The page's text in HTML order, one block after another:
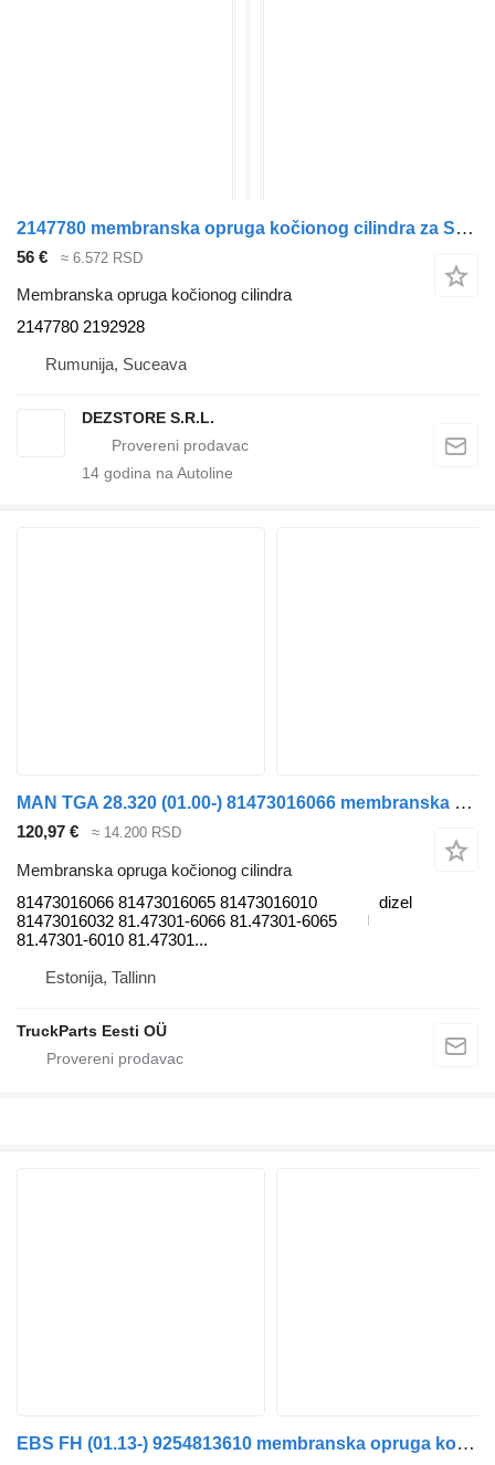
2147780 membranska opruga kočionog cilindra za Scania R tegljača
56 € ≈ 6.572 RSD
Membranska opruga kočionog cilindra
2147780 2192928
Rumunija, Suceava
DEZSTORE S.R.L.
14 godina na Autoline
MAN TGA 28.320 (01.00-) 81473016066 membranska opruga kočionog cilindra za MAN 4-series, TGA (1993-2009) tegljača
120,97 € ≈ 14.200 RSD
Membranska opruga kočionog cilindra
81473016066 81473016065 81473016010
81473016032 81.47301-6066 81.47301-6065
81.47301-6010 81.47301...
dizel
Estonija, Tallinn
TruckParts Eesti OÜ
EBS FH (01.13-) 9254813610 membranska opruga kočionog cilindra za Volvo FH, FM, FMX-4 series (2013-) tegljača